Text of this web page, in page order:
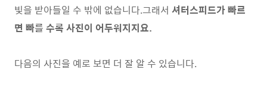
빛을 받아들일 수 밖에 없습니다.그래서 셔터스피드가 빠르
면 빠를 수록 사진이 어두워지지요.
다음의 사진을 예로 보면 더 잘 알 수 있습니다.